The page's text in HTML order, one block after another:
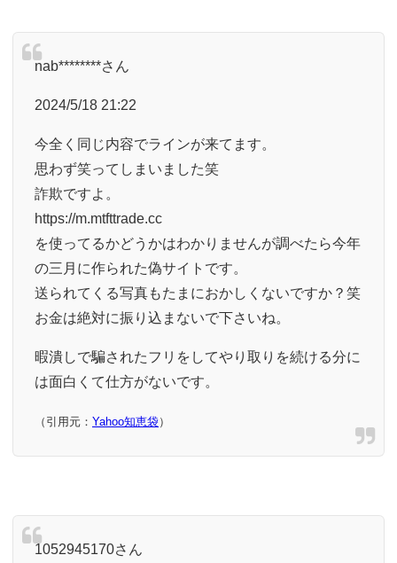
nab********さん
2024/5/18 21:22
今全く同じ内容でラインが来てます。
思わず笑ってしまいました笑
詐欺ですよ。
https://m.mtfttrade.cc
を使ってるかどうかはわかりませんが調べたら今年
の三月に作られた偽サイトです。
送られてくる写真もたまにおかしくないですか？笑
お金は絶対に振り込まないで下さいね。
暇潰しで騙されたフリをしてやり取りを続ける分に
は面白くて仕方がないです。
（引用元： Yahoo知恵袋）
1052945170さん